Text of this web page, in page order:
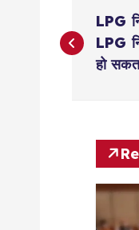
o
LPG
LPG
हो